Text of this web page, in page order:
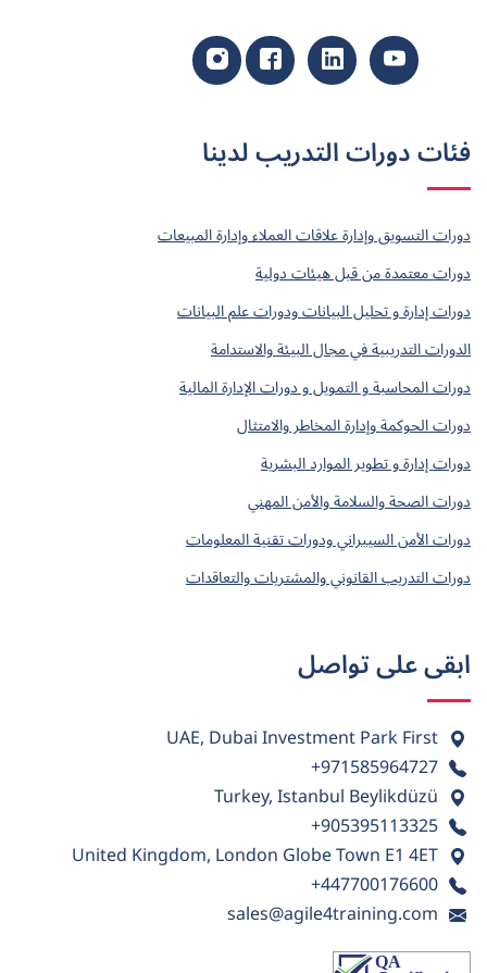
فئات دورات التدريب لدينا
دورات التسويق وإدارة علاقات العملاء وإدارة المبيعات
دورات معتمدة من قبل هيئات دولية
دورات إدارة و تحليل البيانات ودورات علم البيانات
الدورات التدريبية في مجال البيئة والاستدامة
دورات المحاسبة و التمويل و دورات الإدارة المالية
دورات الحوكمة وإدارة المخاطر والامتثال
دورات إدارة و تطوير الموارد البشرية
دورات الصحة والسلامة والأمن المهني
دورات الأمن السيبراني ودورات تقنية المعلومات
دورات التدريب القانوني والمشتريات والتعاقدات
ابقى على تواصل
UAE, Dubai Investment Park First
+971585964727
Turkey, Istanbul Beylikdüzü
+905395113325
United Kingdom, London Globe Town E1 4ET
+447700176600
sales@agile4training.com